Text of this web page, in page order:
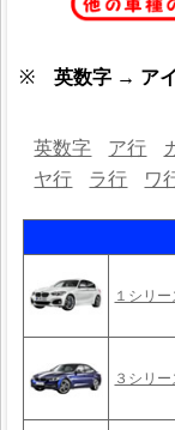
※英数字 → ア
英数字 ア行
ヤ行
ラ行 ワ
１シリー
３シリ